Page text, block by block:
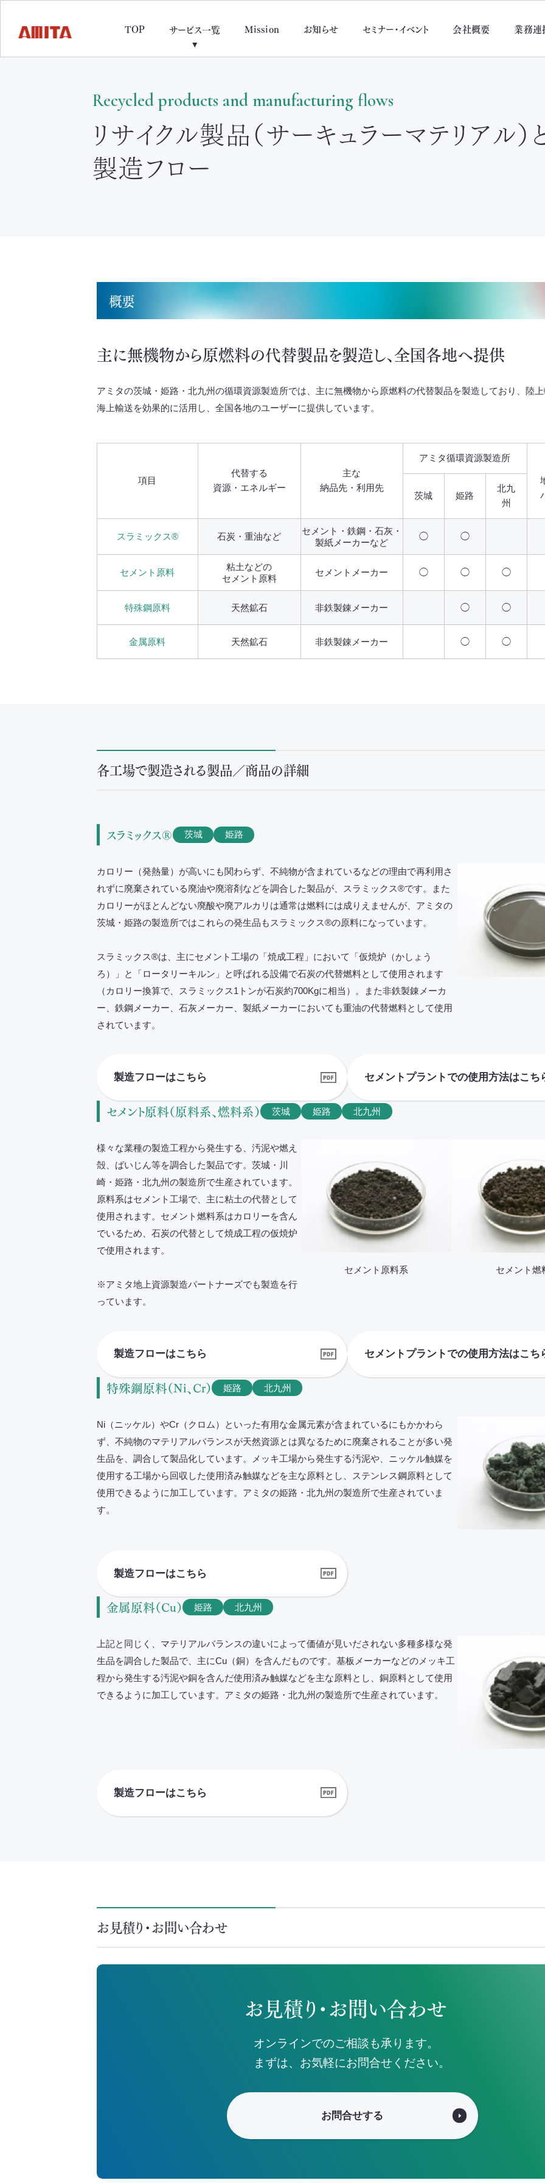
TOP サービス一覧 Mission お知らせ セミナー・イベント 会社概要 業務連
Recycled products and manufacturing flows
リサイクル製品（サーキュラーマテリアル）
製造フロー
概要
主に無機物から原燃料の代替製品を製造し、全国各地へ提供
アミタの茨城・姫路・北九州の循環資源製造所では、主に無機物から原燃料の代替製品を製造しており、陸
海上輸送を効果的に活用し、全国各地のユーザーに提供しています。
項目
代替する
資源・エネルギー
主な
納品先・利用先
アミタ循環資源製造所
茨城 姫路
北九
州
スラミックス® 石炭・重油など
セメント・鉄鋼・石灰・
製紙メーカーなど
◯ ◯
セメント原料
粘土などの
セメント原料
セメントメーカー ◯ ◯ ◯
特殊鋼原料 天然鉱石 非鉄製錬メーカー ◯ ◯
金属原料 天然鉱石 非鉄製錬メーカー ◯ ◯
各工場で製造される製品／商品の詳細
スラミックス® 茨城 姫路
カロリー（発熱量）が高いにも関わらず、不純物が含まれているなどの理由で再利用さ
れずに廃棄されている廃油や廃溶剤などを調合した製品が、スラミックス®です。また
カロリーがほとんどない廃酸や廃アルカリは通常は燃料には成りえませんが、アミタの
茨城・姫路の製造所ではこれらの発生品もスラミックス®の原料になっています。
スラミックス®は、主にセメント工場の「焼成工程」において「仮焼炉（かしょう
ろ）」と「ロータリーキルン」と呼ばれる設備で石炭の代替燃料として使用されます
（カロリー換算で、スラミックス1トンが石炭約700Kgに相当）。また非鉄製錬メーカ
ー、鉄鋼メーカー、石灰メーカー、製紙メーカーにおいても重油の代替燃料として使用
されています。
製造フローはこちら セメントプラントでの使用方法はこち
セメント原料（原料系、燃料系） 茨城 姫路 北九州
様々な業種の製造工程から発生する、汚泥や燃え
殻、ばいじん等を調合した製品です。茨城・川
崎・姫路・北九州の製造所で生産されています。
原料系はセメント工場で、主に粘土の代替として
使用されます。セメント燃料系はカロリーを含ん
でいるため、石炭の代替として焼成工程の仮焼炉
で使用されます。
※アミタ地上資源製造パートナーズでも製造を行
っています。
セメント原料系 セメント燃
製造フローはこちら セメントプラントでの使用方法はこち
特殊鋼原料（Ni、Cr） 姫路 北九州
Ni（ニッケル）やCr（クロム）といった有用な金属元素が含まれているにもかかわら
ず、不純物のマテリアルバランスが天然資源とは異なるために廃棄されることが多い発
生品を、調合して製品化しています。メッキ工場から発生する汚泥や、ニッケル触媒を
使用する工場から回収した使用済み触媒などを主な原料とし、ステンレス鋼原料として
使用できるように加工しています。アミタの姫路・北九州の製造所で生産されていま
す。
製造フローはこちら
金属原料（Cu） 姫路 北九州
上記と同じく、マテリアルバランスの違いによって価値が見いだされない多種多様な発
生品を調合した製品で、主にCu（銅）を含んだものです。基板メーカーなどのメッキ工
程から発生する汚泥や銅を含んだ使用済み触媒などを主な原料とし、銅原料として使用
できるように加工しています。アミタの姫路・北九州の製造所で生産されています。
製造フローはこちら
お見積り・お問い合わせ
お見積り・お問い合わせ
オンラインでのご相談も承ります。
まずは、お気軽にお問合せください。
お問合せする